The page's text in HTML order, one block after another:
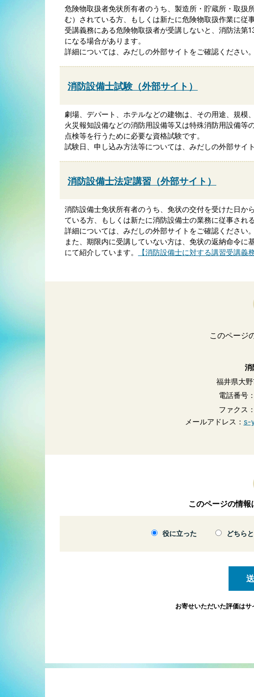
危険物取扱者免状所有者のうち、製造所・貯蔵所・取扱
む）されている方、もしくは新たに危険物取扱作業に従
受講義務にある危険物取扱者が受講しないと、消防法
になる場合があります。
詳細については、みだしの外部サイトをご確認ください。
消防設備士試験（外部サイト）
劇場、デパート、ホテルなどの建物は、その用途、規
火災報知設備などの消防用設備等又は特殊消防用設備等
点検等を行うために必要な資格試験です。
試験日、申し込み方法等については、みだしの外部サイ
消防設備士法定講習（外部サイト）
消防設備士免状所有者のうち、免状の交付を受けた日
ている方、もしくは新たに消防設備士の業務に従事され
詳細については、みだしの外部サイトをご確認ください。
また、期限内に受講していない方は、免状の返納命令
にて紹介しています。
【消防設備士に対する講習受講義
このページ
消
福井県大
電話番号
ファクス
メールアドレス： s-
このページの情報
役に立った どちら
お寄せいただいた評価はサ